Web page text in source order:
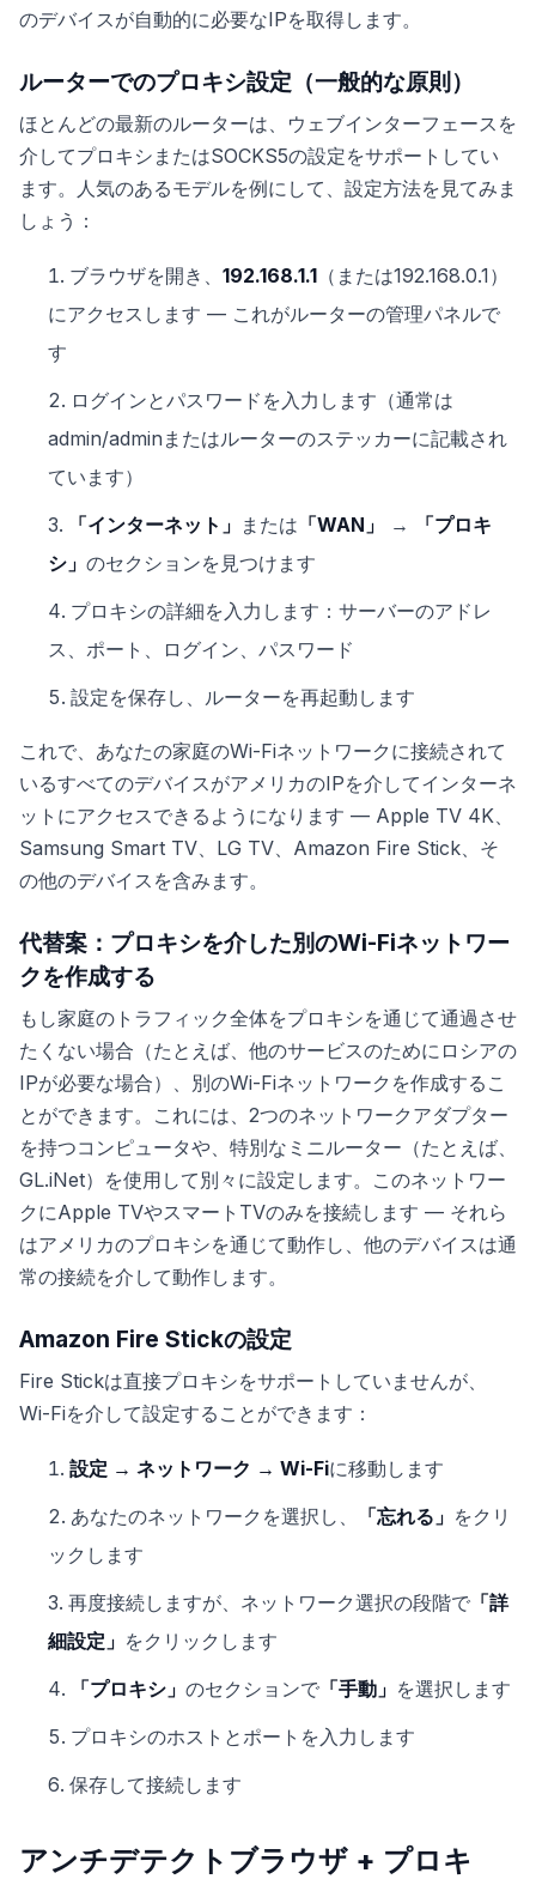
のデバイスが自動的に必要なIPを取得します。
ルーターでのプロキシ設定（一般的な原則）
ほとんどの最新のルーターは、ウェブインターフェースを
介してプロキシまたはSOCKS5の設定をサポートしてい
ます。人気のあるモデルを例にして、設定方法を見てみま
しょう：
ブラウザを開き、 192.168.1.1 （または192.168.0.1）
にアクセスします — これがルーターの管理パネルで
す
ログインとパスワードを入力します（通常は
admin/adminまたはルーターのステッカーに記載され
ています）
「インターネット」 または 「WAN」 →
「プロキ
シ」 のセクションを見つけます
プロキシの詳細を入力します：サーバーのアドレ
ス、ポート、ログイン、パスワード
設定を保存し、ルーターを再起動します
これで、あなたの家庭のWi-Fiネットワークに接続されて
いるすべてのデバイスがアメリカのIPを介してインターネ
ットにアクセスできるようになります — Apple TV 4K、
Samsung Smart TV、LG TV、Amazon Fire Stick、そ
の他のデバイスを含みます。
代替案：プロキシを介した別のWi-Fiネットワー
クを作成する
もし家庭のトラフィック全体をプロキシを通じて通過させ
たくない場合（たとえば、他のサービスのためにロシアの
IPが必要な場合）、別のWi-Fiネットワークを作成するこ
とができます。これには、2つのネットワークアダプター
を持つコンピュータや、特別なミニルーター（たとえば、
GL.iNet）を使用して別々に設定します。このネットワー
クにApple TVやスマートTVのみを接続します — それら
はアメリカのプロキシを通じて動作し、他のデバイスは通
常の接続を介して動作します。
Amazon Fire Stickの設定
Fire Stickは直接プロキシをサポートしていませんが、
Wi-Fiを介して設定することができます：
設定 → ネットワーク → Wi-Fiに移動します
あなたのネットワークを選択し、
「忘れる」 をクリ
ックします
再度接続しますが、ネットワーク選択の段階で 「詳
細設定」 をクリックします
「プロキシ」 のセクションで 「手動」 を選択します
プロキシのホストとポートを入力します
保存して接続します
アンチデテクトブラウザ + プロキ